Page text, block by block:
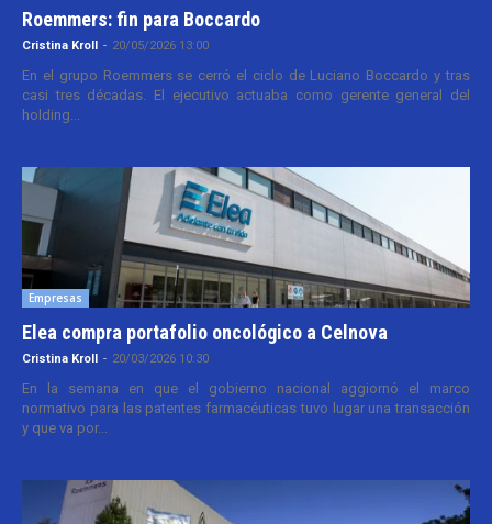
Roemmers: fin para Boccardo
Cristina Kroll - 20/05/2026 13:00
En el grupo Roemmers se cerró el ciclo de Luciano Boccardo y tras
casi tres décadas. El ejecutivo actuaba como gerente general del
holding...
Empresas
Elea compra portafolio oncológico a Celnova
Cristina Kroll - 20/03/2026 10:30
En la semana en que el gobierno nacional aggiornó el marco
normativo para las patentes farmacéuticas tuvo lugar una transacción
y que va por...